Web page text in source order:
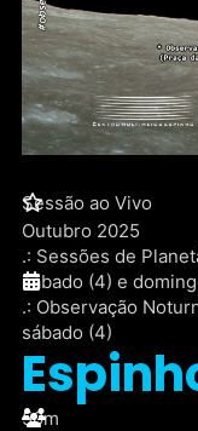
Sessão ao Vivo
Outubro 2025
.: Sessões de
sábado (4) e
.: Observação
sábado (4)
50m